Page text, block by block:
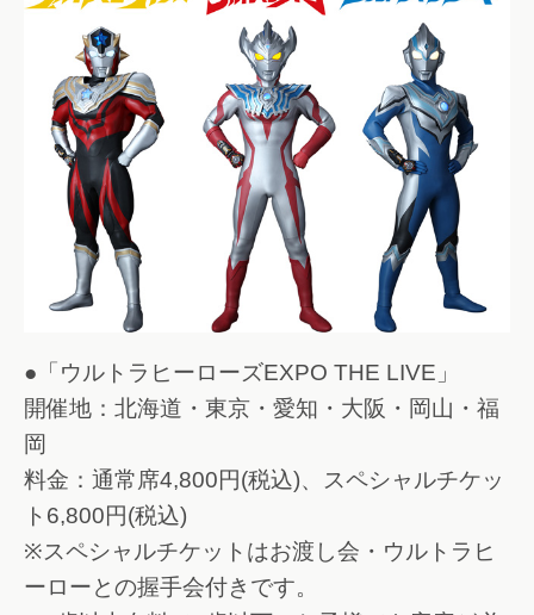
●「ウルトラヒーローズEXPO THE LIVE」
開催地：北海道・東京・愛知・大阪・岡山・福
岡
料金：通常席4,800円(税込)、スペシャルチケッ
ト6,800円(税込)
※スペシャルチケットはお渡し会・ウルトラヒ
ーローとの握手会付きです。